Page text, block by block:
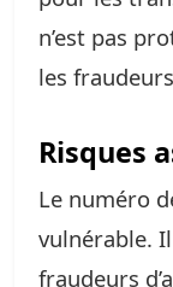
n’est pas
les
Risques
Le numéro
vulnérable.
fraudeurs